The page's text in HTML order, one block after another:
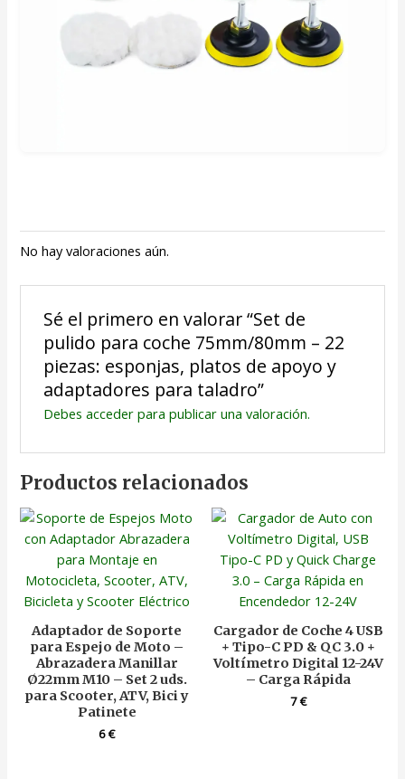
No hay valoraciones aún.
Sé el primero en valorar “Set de
pulido para coche 75mm/80mm – 22
piezas: esponjas, platos de apoyo y
adaptadores para taladro”
Debes accederpara publicar una valoración.
Productos relacionados
Adaptador de Soporte
para Espejo de Moto –
Abrazadera Manillar
Ø22mm M10 – Set 2 uds.
para Scooter, ATV, Bici y
Patinete
6€
Cargador de Coche 4 USB
+ Tipo-C PD & QC 3.0 +
Voltímetro Digital 12-24V
– Carga Rápida
7€